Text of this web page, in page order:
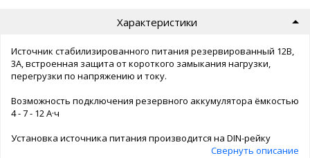
Характеристики
Источник стабилизированного питания резервированный 12В,
3А, встроенная защита от короткого замыкания нагрузки,
перегрузки по напряжению и току.
Возможность подключения резервного аккумулятора ёмкостью
4 - 7 - 12 А·ч
Установка источника питания производится на DIN-рейку
Свернуть описание